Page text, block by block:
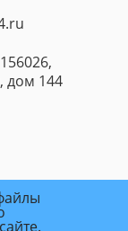
дом 144